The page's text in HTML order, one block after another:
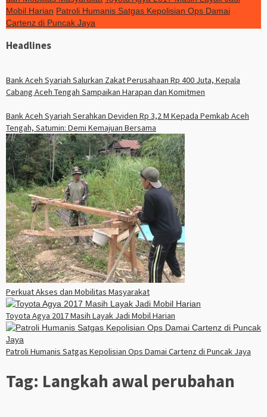
Mobil Harian Patroli Humanis Satgas Kepolisian Ops Damai
Cartenz di Puncak Jaya
Headlines
Bank Aceh Syariah Salurkan Zakat Perusahaan Rp 400 Juta, Kepala
Cabang Aceh Tengah Sampaikan Harapan dan Komitmen
Bank Aceh Syariah Serahkan Deviden Rp 3,2 M Kepada Pemkab Aceh
Tengah, Satumin: Demi Kemajuan Bersama
Perkuat Akses dan Mobilitas Masyarakat
Toyota Agya 2017 Masih Layak Jadi Mobil Harian
Patroli Humanis Satgas Kepolisian Ops Damai Cartenz di Puncak Jaya
Tag: Langkah awal perubahan